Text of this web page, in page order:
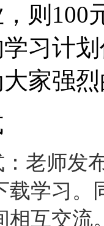
则100
习计
家强
：老师发
载学习
相互交流